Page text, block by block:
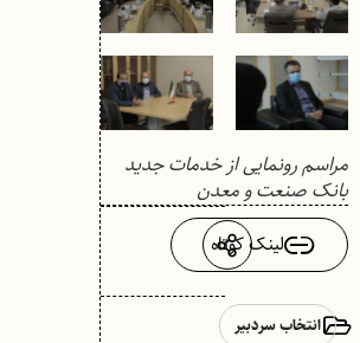
مراسم رونمایی از خدمات جدید
بانک صنعت و معدن
لینک کوتاه
انتخاب سردبیر